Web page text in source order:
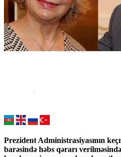
Prezident Administrasiyasının
barəsində həbs qərarı